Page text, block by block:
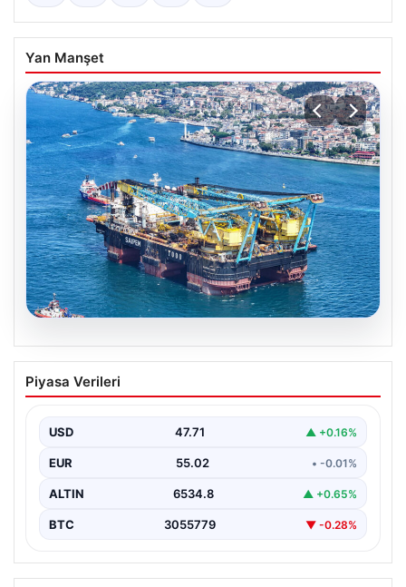
Yan Manşet
06.08.2026
İstanbul Boğazı’ndan dev gemi geçti,
köprülerin altından geçebilmek için
Bahama bayraklı yarı batık vinç ve boru döşeme gemisi
Piyasa Verileri
USD 47.71 ▲ +0.16%
EUR 55.02 • -0.01%
ALTIN 6534.8 ▲ +0.65%
BTC 3055779 ▼ -0.28%